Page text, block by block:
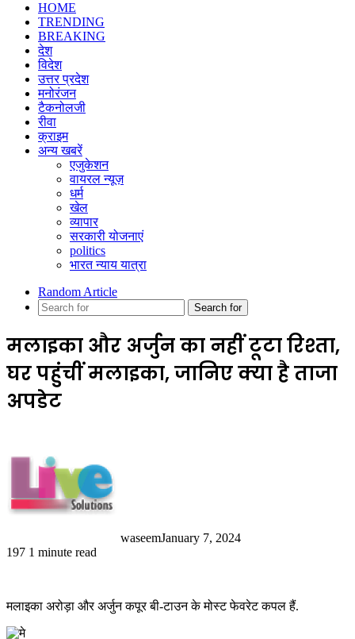
HOME
TRENDING
BREAKING
देश
विदेश
उत्तर प्रदेश
मनोरंजन
टैकनोलजी
रीवा
क्राइम
अन्य खबरें
एजुकेशन
वायरल न्यूज़
धर्म
खेल
व्यापार
सरकारी योजनाएं
politics
भारत न्याय यात्रा
Random Article
Search for
मलाइका और अर्जुन का नहीं टूटा रिश्ता,
घर पहुंचीं मलाइका, जानिए क्या है ताजा
अपडेट
waseemJanuary 7, 2024
197 1 minute read
मलाइका अरोड़ा और अर्जुन कपूर बी-टाउन के मोस्ट फेवरेट कपल हैं.